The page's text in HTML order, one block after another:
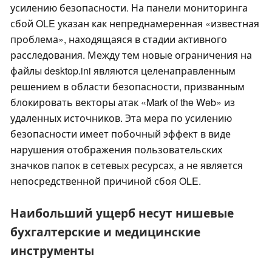
усилению безопасности. На панели мониторинга
сбой OLE указан как непреднамеренная «известная
проблема», находящаяся в стадии активного
расследования. Между тем новые ограничения на
файлы desktop.ini являются целенаправленным
решением в области безопасности, призванным
блокировать векторы атак «Mark of the Web» из
удаленных источников. Эта мера по усилению
безопасности имеет побочный эффект в виде
нарушения отображения пользовательских
значков папок в сетевых ресурсах, а не является
непосредственной причиной сбоя OLE.
Наибольший ущерб несут нишевые
бухгалтерские и медицинские
инструменты